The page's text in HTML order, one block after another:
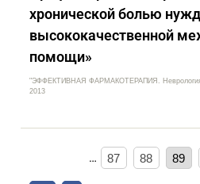
хронической болью
высококачественной
помощи»
"ЭФФЕКТИВНАЯ ФАРМАКОТЕРАПИЯ. Неврология
2013
… 87 88 89